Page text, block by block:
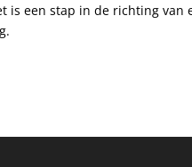
is een stap in de richting